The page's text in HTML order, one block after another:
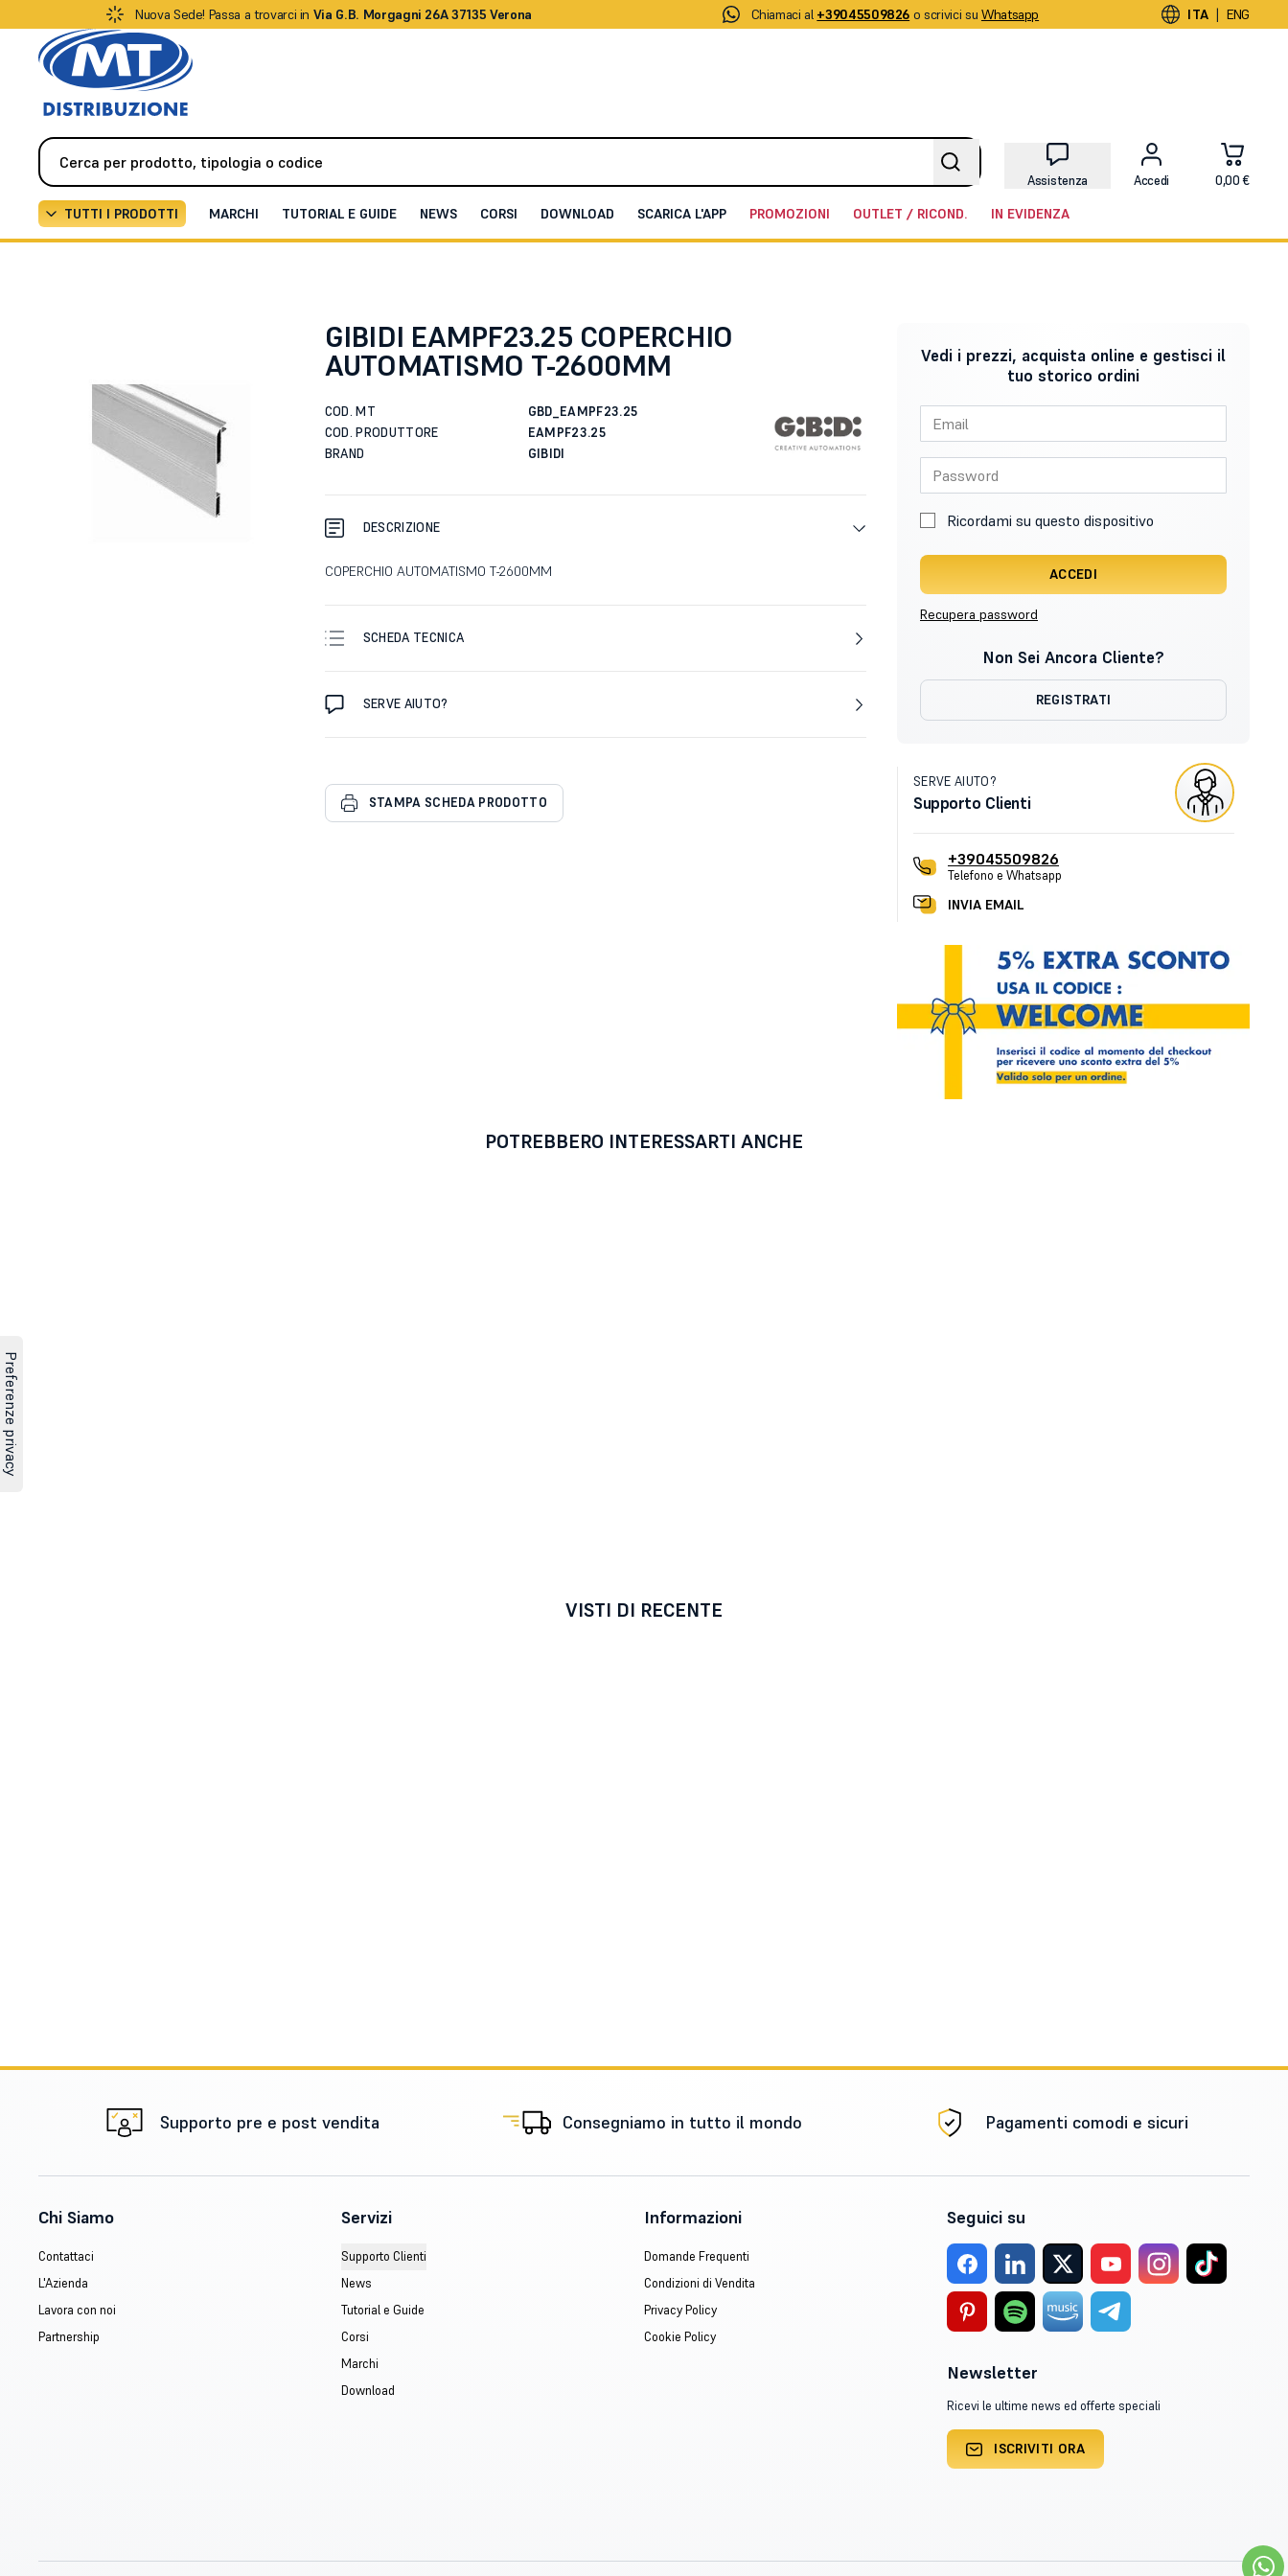
Nuova Sede! Passa a trovarci in Via G.B. Morgagni 26A 37135 Verona Chiamaci al +39045509826 o scrivici su Whatsapp ITA | ENG
Assistenza Accedi 0,00 €
TUTTI I PRODOTTI MARCHI TUTORIAL E GUIDE NEWS CORSI DOWNLOAD SCARICA L'APP PROMOZIONI OUTLET / RICOND. IN EVIDENZA
GIBIDI EAMPF23.25 COPERCHIO
AUTOMATISMO T-2600MM
COD. MT
GBD_EAMPF23.25
COD. PRODUTTORE
EAMPF23.25
BRAND
GIBIDI
DESCRIZIONE
COPERCHIO AUTOMATISMO T-2600MM
SCHEDA TECNICA
SERVE AIUTO?
STAMPA SCHEDA PRODOTTO
Vedi i prezzi, acquista online e gestisci il
tuo storico ordini
Ricordami su questo dispositivo
ACCEDI
Recupera password
Non Sei Ancora Cliente?
REGISTRATI
SERVE AIUTO?
Supporto Clienti
+39045509826
Telefono e Whatsapp
INVIA EMAIL
POTREBBERO INTERESSARTI ANCHE
VISTI DI RECENTE
Supporto pre e post vendita Consegniamo in tutto il mondo Pagamenti comodi e sicuri
Chi Siamo
Contattaci
L'Azienda
Lavora con noi
Partnership
Servizi
Supporto Clienti
News
Tutorial e Guide
Corsi
Marchi
Download
Informazioni
Domande Frequenti
Condizioni di Vendita
Privacy Policy
Cookie Policy
Seguici su
Newsletter
Ricevi le ultime news ed offerte speciali
ISCRIVITI ORA